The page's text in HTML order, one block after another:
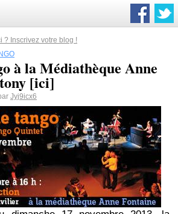
? Inscrivez votre blog !
à la Médiathèque Anne
[ici]
Jyj9icx6